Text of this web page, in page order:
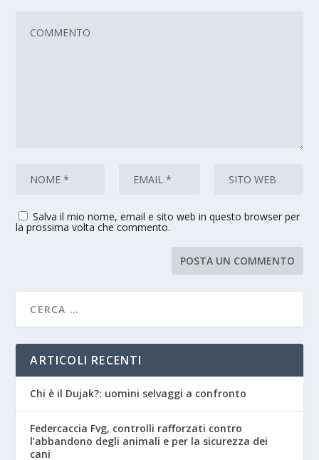
Salva il mio nome, email e sito web in questo browser per
la prossima volta che commento.
ARTICOLI RECENTI
Chi è il Dujak?: uomini selvaggi a confronto
Federcaccia Fvg, controlli rafforzati contro
l’abbandono degli animali e per la sicurezza dei
cani